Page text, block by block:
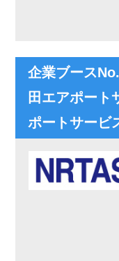
企業ブース
田エアポート
ポートサービ